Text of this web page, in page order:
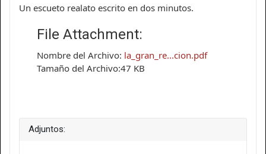
Un escueto realato escrito en dos minutos.
File Attachment:
Nombre del Archivo: la_gran_re...cion.pdf
Tamaño del Archivo:47 KB
Adjuntos: